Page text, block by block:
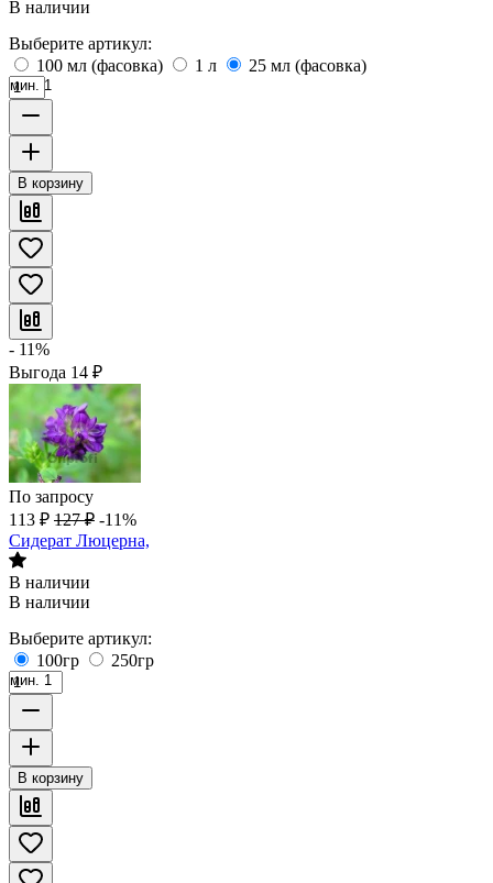
В наличии
Выберите артикул:
100 мл (фасовка)
1 л 25 мл (фасовка)
мин. 1
В корзину
- 11%
Выгода 14 ₽
По запросу
113 ₽ 127 ₽ -11%
Сидерат Люцерна,
В наличии
В наличии
Выберите артикул:
100гр
250гр
мин. 1
В корзину